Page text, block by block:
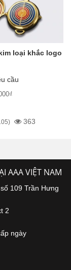
loại khắc logo
cầu
363
AAA VIỆT NAM
109 Trần Hưng
2
ngày